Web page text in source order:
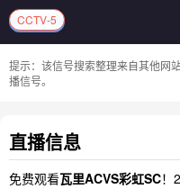
CCTV-5
提示：该信号搜索整理来自其他网
播信号。
直播信息
免费观看瓦里ACVS彩虹SC！